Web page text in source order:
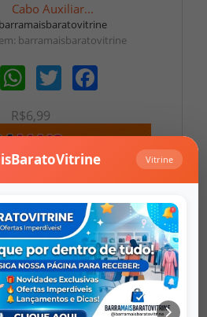
Vitrine
Cabo Auxiliar...
barramaisbaratovitrine
barramaisbaratovitrine
WhatsAppTwitter Facebook
R$6,99